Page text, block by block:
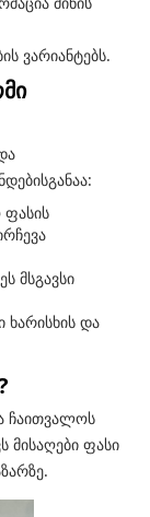
ვარიანტებს.
მსგავსი
და
ჩაითვალოს
მისაღები ფასი